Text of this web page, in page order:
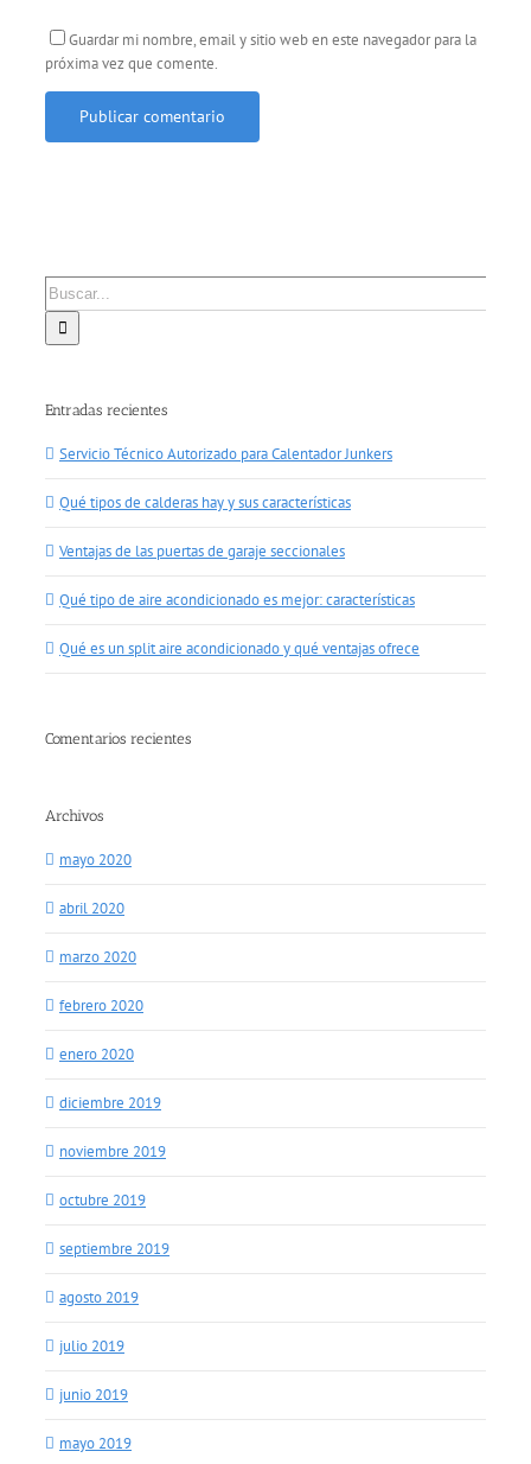
Guardar mi nombre, email y sitio web en este navegador para la
próxima vez que comente.
Buscar:
Entradas recientes
Servicio Técnico Autorizado para Calentador Junkers
Qué tipos de calderas hay y sus características
Ventajas de las puertas de garaje seccionales
Qué tipo de aire acondicionado es mejor: características
Qué es un split aire acondicionado y qué ventajas ofrece
Comentarios recientes
Archivos
mayo 2020
abril 2020
marzo 2020
febrero 2020
enero 2020
diciembre 2019
noviembre 2019
octubre 2019
septiembre 2019
agosto 2019
julio 2019
junio 2019
mayo 2019